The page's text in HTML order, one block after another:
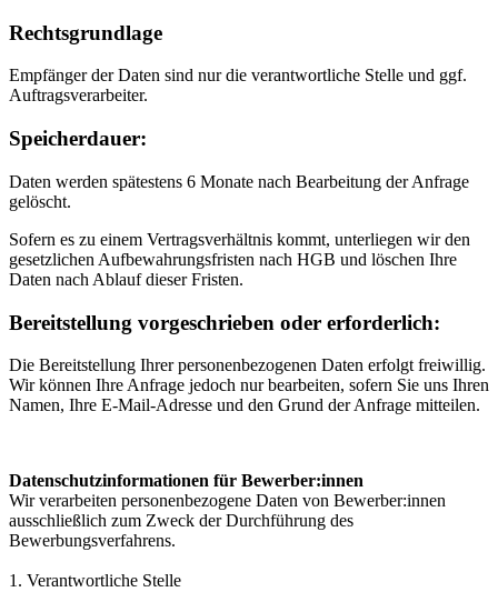
Rechtsgrundlage
Empfänger der Daten sind nur die verantwortliche Stelle und ggf.
Auftragsverarbeiter.
Speicherdauer:
Daten werden spätestens 6 Monate nach Bearbeitung der Anfrage
gelöscht.
Sofern es zu einem Vertragsverhältnis kommt, unterliegen wir den
gesetzlichen Aufbewahrungsfristen nach HGB und löschen Ihre
Daten nach Ablauf dieser Fristen.
Bereitstellung vorgeschrieben oder erforderlich:
Die Bereitstellung Ihrer personenbezogenen Daten erfolgt freiwillig.
Wir können Ihre Anfrage jedoch nur bearbeiten, sofern Sie uns Ihren
Namen, Ihre E-Mail-Adresse und den Grund der Anfrage mitteilen.
Datenschutzinformationen für Bewerber:innen
Wir verarbeiten personenbezogene Daten von Bewerber:innen
ausschließlich zum Zweck der Durchführung des
Bewerbungsverfahrens.
1. Verantwortliche Stelle